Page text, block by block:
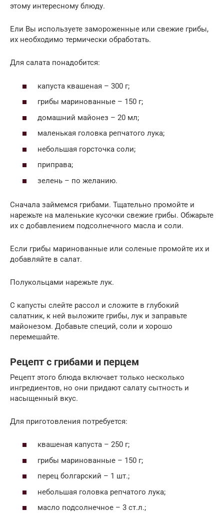
этому интересному блюду.
Ели Вы используете замороженные или свежие грибы,
их необходимо термически обработать.
Для салата понадобится:
капуста квашеная – 300 г;
грибы маринованные – 150 г;
домашний майонез – 20 мл;
маленькая головка репчатого лука;
небольшая горсточка соли;
приправа;
зелень – по желанию.
Сначала займемся грибами. Тщательно промойте и
нарежьте на маленькие кусочки свежие грибы. Обжарьте
их с добавлением подсолнечного масла и соли.
Если грибы маринованные или соленые промойте их и
добавляйте в салат.
Полукольцами нарежьте лук.
С капусты слейте рассол и сложите в глубокий
салатник, к ней выложите грибы, лук и заправьте
майонезом. Добавьте специй, соли и хорошо
перемешайте.
Рецепт с грибами и перцем
Рецепт этого блюда включает только несколько
ингредиентов, но они придают салату сытность и
насыщенный вкус.
Для приготовления потребуется:
квашеная капуста – 250 г;
грибы маринованные – 150 г;
перец болгарский – 1 шт.;
небольшая головка репчатого лука;
масло подсолнечное – 3 ст.л.;